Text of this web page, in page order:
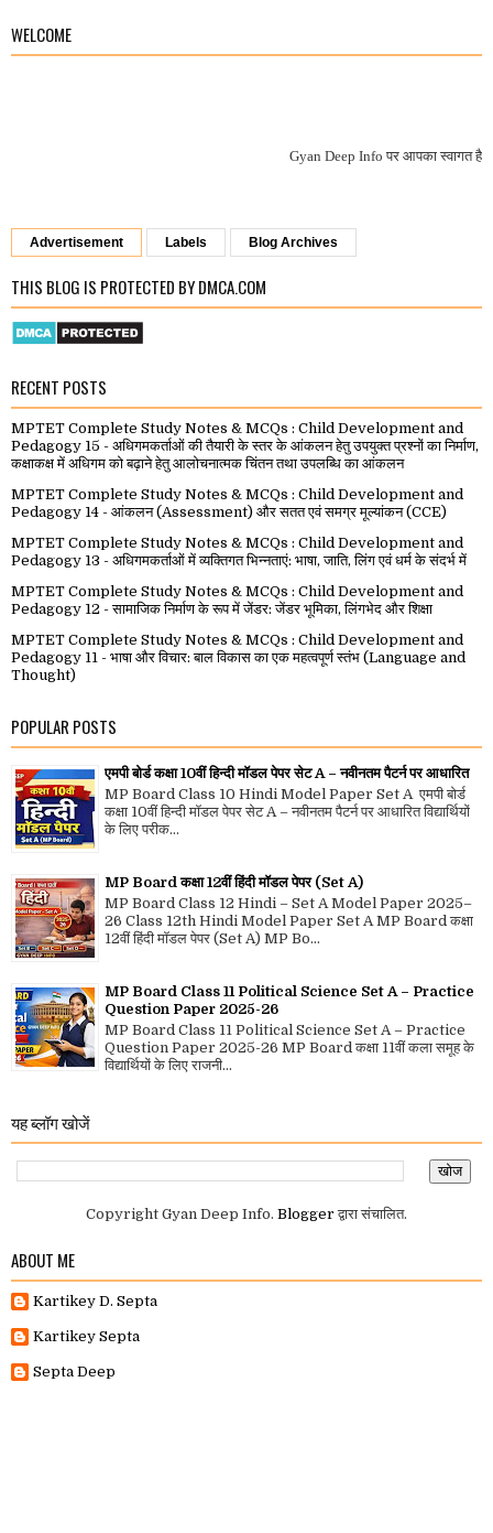
WELCOME
Gyan Deep Infoपर आपका स्वागत है.
Advertisement Labels Blog Archives
THIS BLOG IS PROTECTED BY DMCA.COM
RECENT POSTS
MPTET Complete Study Notes & MCQs : Child Development and
Pedagogy 15 - अधिगमकर्ताओं की तैयारी के स्तर के आंकलन हेतु उपयुक्त प्रश्नों का निर्माण,
कक्षाकक्ष में अधिगम को बढ़ाने हेतु आलोचनात्मक चिंतन तथा उपलब्धि का आंकलन
MPTET Complete Study Notes & MCQs : Child Development and
Pedagogy 14 - आंकलन (Assessment) और सतत एवं समग्र मूल्यांकन (CCE)
MPTET Complete Study Notes & MCQs : Child Development and
Pedagogy 13 - अधिगमकर्ताओं में व्यक्तिगत भिन्नताएं: भाषा, जाति, लिंग एवं धर्म के संदर्भ में
MPTET Complete Study Notes & MCQs : Child Development and
Pedagogy 12 - सामाजिक निर्माण के रूप में जेंडर: जेंडर भूमिका, लिंगभेद और शिक्षा
MPTET Complete Study Notes & MCQs : Child Development and
Pedagogy 11 - भाषा और विचार: बाल विकास का एक महत्वपूर्ण स्तंभ (Language and
Thought)
POPULAR POSTS
एमपी बोर्ड कक्षा 10वीं हिन्दी मॉडल पेपर सेट A – नवीनतम पैटर्न पर आधारित
MP Board Class 10 Hindi Model Paper Set A एमपी बोर्ड
कक्षा 10वीं हिन्दी मॉडल पेपर सेट A – नवीनतम पैटर्न पर आधारित विद्यार्थियों
के लिए परीक...
MP Board कक्षा 12वीं हिंदी मॉडल पेपर (Set A)
MP Board Class 12 Hindi – Set A Model Paper 2025–
26 Class 12th Hindi Model Paper Set A MP Board कक्षा
12वीं हिंदी मॉडल पेपर (Set A) MP Bo...
MP Board Class 11 Political Science Set A – Practice
Question Paper 2025-26
MP Board Class 11 Political Science Set A – Practice
Question Paper 2025-26 MP Board कक्षा 11वीं कला समूह के
विद्यार्थियों के लिए राजनी...
यह ब्लॉग खोजें
Copyright Gyan Deep Info. Blogger द्वारा संचालित.
ABOUT ME
Kartikey D. Septa
Kartikey Septa
Septa Deep